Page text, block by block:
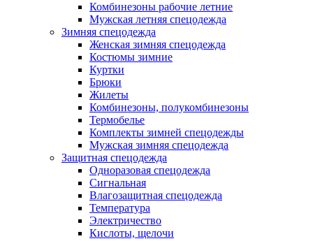
Комбинезоны рабочие летние
Мужская летняя спецодежда
Зимняя спецодежда
Женская зимняя спецодежда
Костюмы зимние
Куртки
Брюки
Жилеты
Комбинезоны, полукомбинезоны
Термобелье
Комплекты зимней спецодежды
Мужская зимняя спецодежда
Защитная спецодежда
Одноразовая спецодежда
Сигнальная
Влагозащитная спецодежда
Температура
Электричество
Кислоты, щелочи